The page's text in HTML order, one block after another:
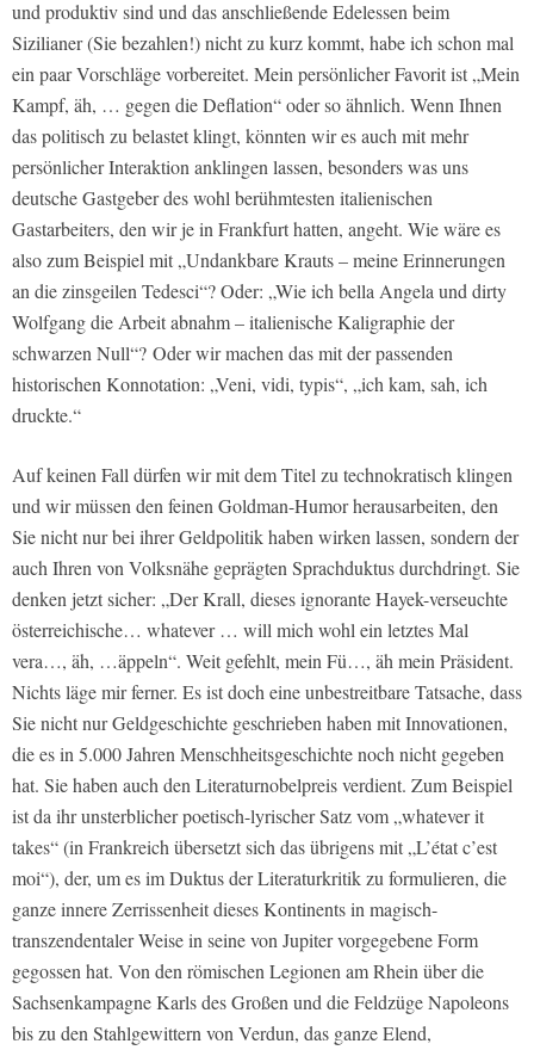
und produktiv sind und das anschließende Edelessen beim
Sizilianer (Sie bezahlen!) nicht zu kurz kommt, habe ich schon mal
ein paar Vorschläge vorbereitet. Mein persönlicher Favorit ist „Mein
Kampf, äh, … gegen die Deflation“ oder so ähnlich. Wenn Ihnen
das politisch zu belastet klingt, könnten wir es auch mit mehr
persönlicher Interaktion anklingen lassen, besonders was uns
deutsche Gastgeber des wohl berühmtesten italienischen
Gastarbeiters, den wir je in Frankfurt hatten, angeht. Wie wäre es
also zum Beispiel mit „Undankbare Krauts – meine Erinnerungen
an die zinsgeilen Tedesci“? Oder: „Wie ich bella Angela und dirty
Wolfgang die Arbeit abnahm – italienische Kaligraphie der
schwarzen Null“? Oder wir machen das mit der passenden
historischen Konnotation: „Veni, vidi, typis“, „ich kam, sah, ich
druckte.“
Auf keinen Fall dürfen wir mit dem Titel zu technokratisch klingen
und wir müssen den feinen Goldman-Humor herausarbeiten, den
Sie nicht nur bei ihrer Geldpolitik haben wirken lassen, sondern der
auch Ihren von Volksnähe geprägten Sprachduktus durchdringt. Sie
denken jetzt sicher: „Der Krall, dieses ignorante Hayek-verseuchte
österreichische… whatever … will mich wohl ein letztes Mal
vera…, äh, …äppeln“. Weit gefehlt, mein Fü…, äh mein Präsident.
Nichts läge mir ferner. Es ist doch eine unbestreitbare Tatsache, dass
Sie nicht nur Geldgeschichte geschrieben haben mit Innovationen,
die es in 5.000 Jahren Menschheitsgeschichte noch nicht gegeben
hat. Sie haben auch den Literaturnobelpreis verdient. Zum Beispiel
ist da ihr unsterblicher poetisch-lyrischer Satz vom „whatever it
takes“ (in Frankreich übersetzt sich das übrigens mit „L’état c’est
moi“), der, um es im Duktus der Literaturkritik zu formulieren, die
ganze innere Zerrissenheit dieses Kontinents in magisch-
transzendentaler Weise in seine von Jupiter vorgegebene Form
gegossen hat. Von den römischen Legionen am Rhein über die
Sachsenkampagne Karls des Großen und die Feldzüge Napoleons
bis zu den Stahlgewittern von Verdun, das ganze Elend,